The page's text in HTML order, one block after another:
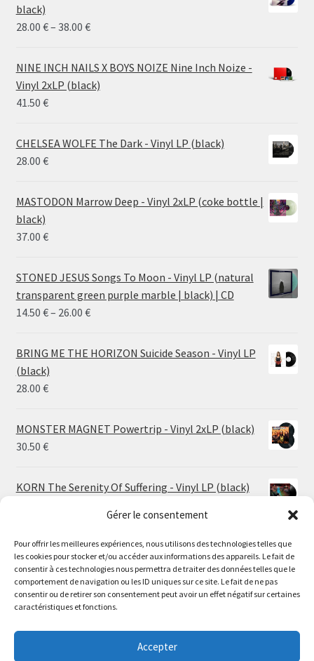
Gérer le consentement
Pour offrir les meilleures expériences, nous utilisons des technologies telles que
les cookies pour stocker et/ou accéder aux informations des appareils. Le fait de
consentir à ces technologies nous permettra de traiter des données telles que le
comportement de navigation ou les ID uniques sur ce site. Le fait de ne pas
consentir ou de retirer son consentement peut avoir un effet négatif sur certaines
caractéristiques et fonctions.
Accepter
Le magasin de Lyon sera fermé du 30 juillet au 17 août
inclus. Les commandes seront expédiées à partir du 18
The physical record shop will be closed from july 30th to
august 17th included. Online orders will start shipping on
black)
28.00 €– 38.00 €Price
28.00 €
through
NINE INCH NAILS X BOYS NOIZE Nine Inch Noize -
Vinyl 2xLP (black)
41.50 €
CHELSEA WOLFE The Dark - Vinyl LP (black)
28.00 €
MASTODON Marrow Deep - Vinyl 2xLP (coke bottle |
black)
37.00 €
STONED JESUS Songs To Moon - Vinyl LP (natural
transparent green purple marble | black) | CD
14.50 €– 26.00 €Price
14.50 €
BRING ME THE HORIZON Suicide Season - Vinyl LP
(black)
28.00 €
MONSTER MAGNET Powertrip - Vinyl 2xLP (black)
30.50 €
KORN The Serenity Of Suffering - Vinyl LP (black)
HO99O9 Tomorrow We Escape - Vinyl LP (picture
disc)
25.00€